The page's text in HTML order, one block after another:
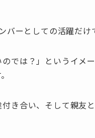
ーとしての活躍だけ
では？」というイメ
き合い、そして親友